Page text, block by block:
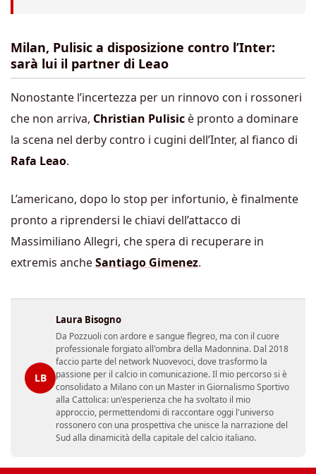
Milan, Pulisic a disposizione contro l’Inter:
sarà lui il partner di Leao
Nonostante l’incertezza per un rinnovo con i rossoneri
che non arriva, Christian Pulisic è pronto a dominare
la scena nel derby contro i cugini dell’Inter, al fianco di
Rafa Leao.
L’americano, dopo lo stop per infortunio, è finalmente
pronto a riprendersi le chiavi dell’attacco di
Massimiliano Allegri, che spera di recuperare in
extremis ancheSantiago Gimenez.
LB
Laura Bisogno
Da Pozzuoli con ardore e sangue flegreo, ma con il cuore
professionale forgiato all'ombra della Madonnina. Dal 2018
faccio parte del network Nuovevoci, dove trasformo la
passione per il calcio in comunicazione. Il mio percorso si è
consolidato a Milano con un Master in Giornalismo Sportivo
alla Cattolica: un'esperienza che ha svoltato il mio
approccio, permettendomi di raccontare oggi l'universo
rossonero con una prospettiva che unisce la narrazione del
Sud alla dinamicità della capitale del calcio italiano.